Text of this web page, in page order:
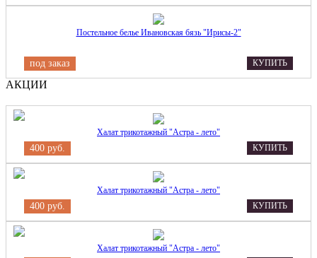
Постельное белье Ивановская бязь "Ирисы-2"
под заказ КУПИТЬ
АКЦИИ
Халат трикотажный "Астра - лето"
400 руб. КУПИТЬ
Халат трикотажный "Астра - лето"
400 руб. КУПИТЬ
Халат трикотажный "Астра - лето"